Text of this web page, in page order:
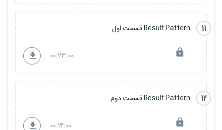
11 Result Pattern قسمت اول
00:23:00
12 Result Pattern قسمت دوم
00:14:00